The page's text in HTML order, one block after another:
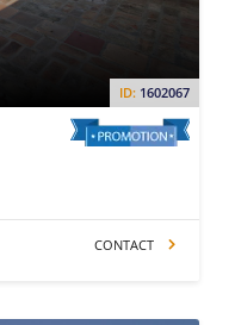
ID: 1602067
CONTACT